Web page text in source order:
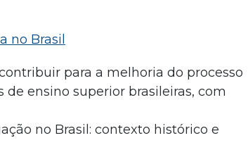
no Brasil
para a melhoria do processo
ensino superior brasileiras, com
no Brasil: contexto histórico e